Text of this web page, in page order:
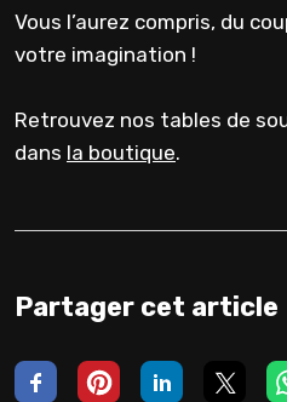
Vous l’aurez compris, du
votre imagination !
Retrouvez nos tables de
dans la boutique.
Partager cet article